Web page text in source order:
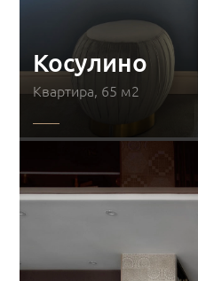
Косулино
Квартира, 65 м2